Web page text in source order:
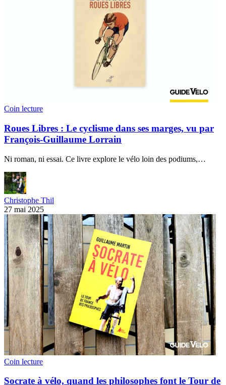
Coin lecture
Roues Libres : Le cyclisme dans ses marges, vu par
François-Guillaume Lorrain
Ni roman, ni essai. Ce livre explore le vélo loin des podiums,…
Christophe Thil
27 mai 2025
Coin lecture
Socrate à vélo, quand les philosophes font le Tour de